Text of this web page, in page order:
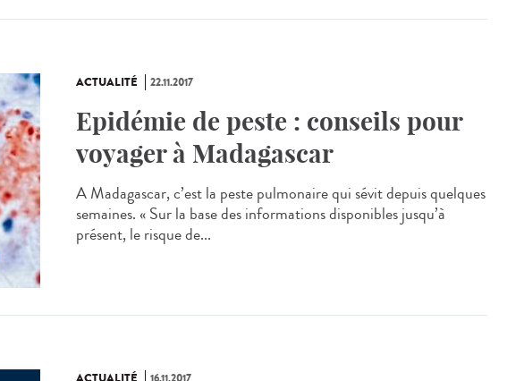
ACTUALITÉ 22.11.2017
Epidémie de peste : conseils pour
voyager à Madagascar
A Madagascar, c’est la peste pulmonaire qui sévit depuis quelques
semaines. « Sur la base des informations disponibles jusqu’à
présent, le risque de...